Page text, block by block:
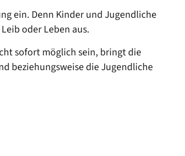
ein. Denn Kinder und Jugendliche
oder Leben aus.
sofort möglich sein, bringt die
beziehungsweise die Jugendliche